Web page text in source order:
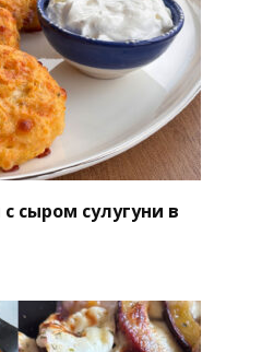
сыром сулугуни в